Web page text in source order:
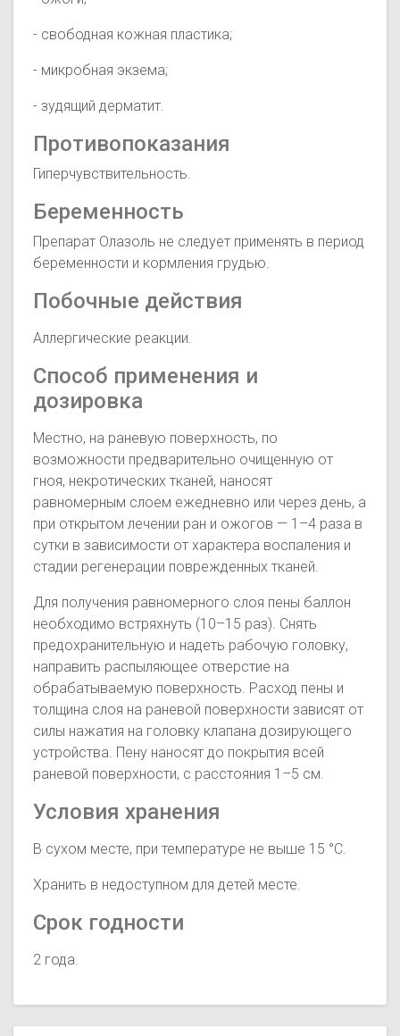
- свободная кожная пластика;
- микробная экзема;
- зудящий дерматит.
Противопоказания
Гиперчувствительность.
Беременность
Препарат Олазоль не следует применять в период
беременности и кормления грудью.
Побочные действия
Аллергические реакции.
Способ применения и
дозировка
Местно, на раневую поверхность, по
возможности предварительно очищенную от
гноя, некротических тканей, наносят
равномерным слоем ежедневно или через день, а
при открытом лечении ран и ожогов — 1–4 раза в
сутки в зависимости от характера воспаления и
стадии регенерации поврежденных тканей.
Для получения равномерного слоя пены баллон
необходимо встряхнуть (10–15 раз). Снять
предохранительную и надеть рабочую головку,
направить распыляющее отверстие на
обрабатываемую поверхность. Расход пены и
толщина слоя на раневой поверхности зависят от
силы нажатия на головку клапана дозирующего
устройства. Пену наносят до покрытия всей
раневой поверхности, с расстояния 1–5 см.
Условия хранения
В сухом месте, при температуре не выше 15 °C.
Хранить в недоступном для детей месте.
Срок годности
2 года.